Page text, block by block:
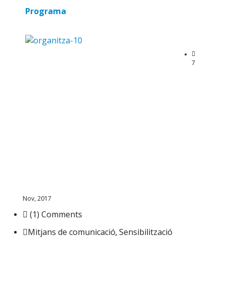
Programa
7
Nov, 2017
(1) Comments
Mitjans de comunicació, Sensibilització